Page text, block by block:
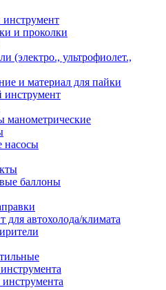
и проколки
(электро., ультрофиолет.,
и материал для пайки
манометрические
насосы
баллоны
для автохолода/климата